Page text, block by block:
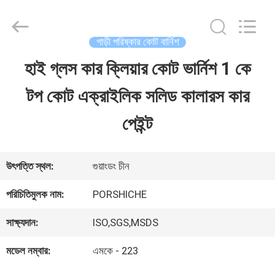
ভিডিও
আমাদের
সম্পর্কে
Chemical
Reserved.
গাড়ী পরিষ্কার কোট বার্নিশ
হাই গ্লস কার ক্লিয়ার কোট ভার্নিশ 1 কে
টপ কোট এক্রাইলিক সলিড কালারস কার
পেইন্ট
উৎপত্তি স্থল: গুয়াংডং চীন
পরিচিতিমুলক নাম: PORSHICHE
সাক্ষ্যদান: ISO,SGS,MSDS
মডেল নম্বার: এমকে - 223